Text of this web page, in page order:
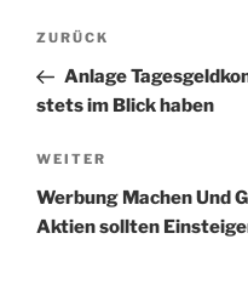
Beitragsnavigation
Vorheriger
Beitrag
ZURÜCK
Anlage
stets im Blick haben
Nächster
Beitrag
WEITER
Werbung Machen Und
Aktien sollten